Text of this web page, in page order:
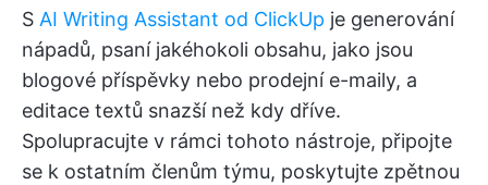
S AI Writing Assistant od ClickUp je generování
nápadů, psaní jakéhokoli obsahu, jako jsou
blogové příspěvky nebo prodejní e-maily, a
editace textů snazší než kdy dříve.
Spolupracujte v rámci tohoto nástroje, připojte
se k ostatním členům týmu, poskytujte zpětnou